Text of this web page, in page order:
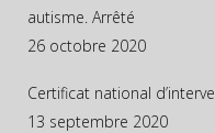
autisme. Arrêté
26 octobre 2020
Certificat national
13 septembre 2020